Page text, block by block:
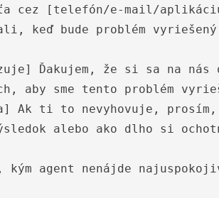
cez [telefón/e-mail/
keď bude problém
Ďakujem, že si sa na
aby sme tento problém
Ak ti to nevyhovuje,
alebo ako dlho si
kým agent nenájde